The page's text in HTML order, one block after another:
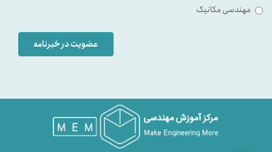
مهندسی مکانیک
عضویت در خبرنامه